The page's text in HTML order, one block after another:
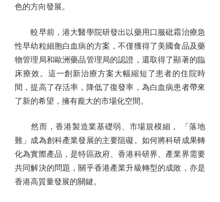
色的方向發展。
較早前，港大醫學院研發出以藥用口服砒霜治療急
性早幼粒細胞白血病的方案，不僅獲得了美國食品及藥
物管理局和歐洲藥品管理局的認證，還取得了顯著的臨
床療效。這一創新治療方案大幅縮短了患者的住院時
間，提高了存活率，降低了復發率，為白血病患者帶來
了新的希望，擁有龐大的市場化空間。
然而，香港製造業基礎弱、市場規模細， 「落地
難」成為創科產業發展的主要阻礙。如何將科研成果轉
化為實際產品，是特區政府、香港科研界、產業界需要
共同解決的問題，關乎香港產業升級轉型的成敗，亦是
香港高質量發展的關鍵。